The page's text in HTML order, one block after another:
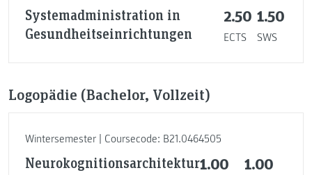
Systemadministration in
Gesundheitseinrichtungen
2.50
ECTS
1.50
SWS
Logopädie (Bachelor, Vollzeit)
Wintersemester | Coursecode: B21.0464505
Neurokognitionsarchitektur1.00 1.00